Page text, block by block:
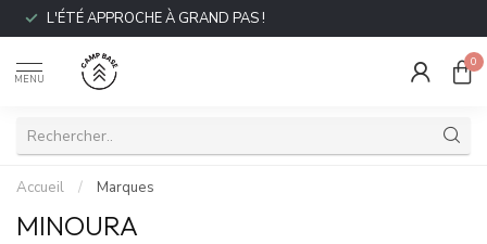
L'ÉTÉ APPROCHE À GRAND PAS !
MENU
0
Accueil / Marques
MINOURA